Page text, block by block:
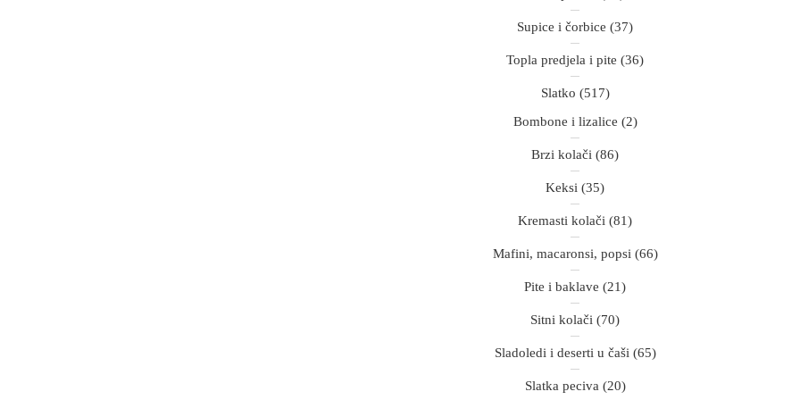
Supice i čorbice (37)
Topla predjela i pite (36)
Slatko (517)
Bombone i lizalice (2)
Brzi kolači (86)
Keksi (35)
Kremasti kolači (81)
Mafini, macaronsi, popsi (66)
Pite i baklave (21)
Sitni kolači (70)
Sladoledi i deserti u čaši (65)
Slatka peciva (20)